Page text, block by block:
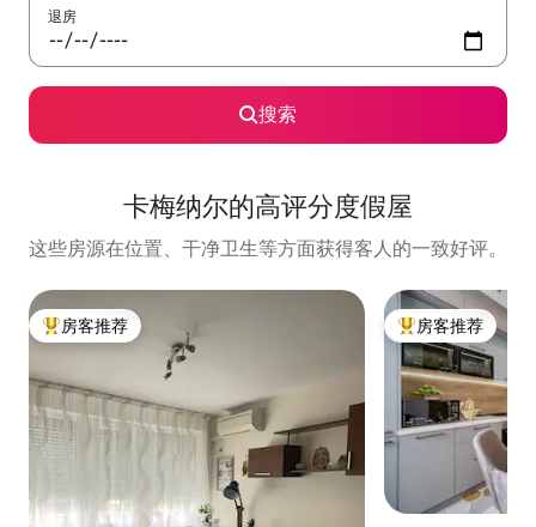
退房
搜索
卡梅纳尔的高评分度假屋
这些房源在位置、干净卫生等方面获得客人的一致好评。
热门「房客推荐」
房客推荐 热门「房客推荐」
房客推荐